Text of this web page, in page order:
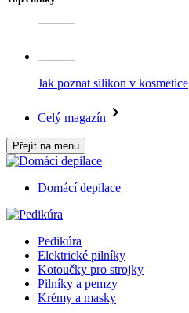
Jak poznat silikon v kosmetice
Celý magazín
Přejít na menu
Domácí depilace
Pedikúra
Elektrické pilníky
Kotoučky pro strojky
Pilníky a pemzy
Krémy a masky